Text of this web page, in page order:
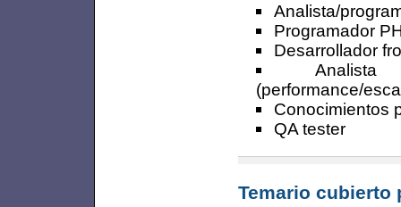
Analista/
Programador
Desarrollador
Analista
(performance/
Conocimientos
QA tester
Temario cubierto